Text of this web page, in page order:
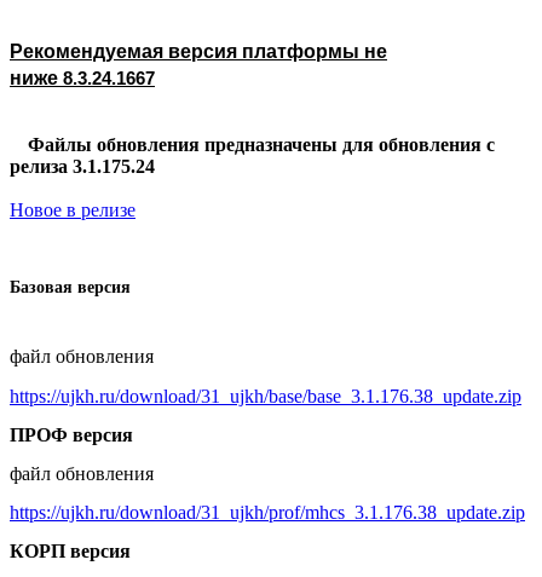
Рекомендуемая версия платформы не
ниже 8.3.24.1667
Файлы обновления предназначены для обновления с
релиза 3.1.175.24
Новое в релизе
Базовая версия
файл обновления
https://ujkh.ru/download/31_ujkh/base/base_3.1.176.38_update.zip
ПРОФ версия
файл обновления
https://ujkh.ru/download/31_ujkh/prof/mhcs_ 3.1.176.38_update.zip
КОРП версия